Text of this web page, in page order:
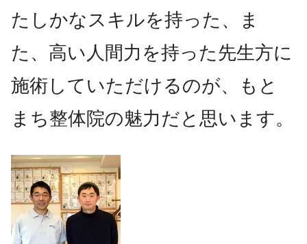
たしかなスキルを持った、ま
た、高い人間力を持った先生方に
施術していただけるのが、もと
まち整体院の魅力だと思います。